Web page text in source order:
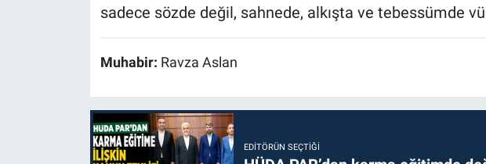
sadece sözde değil, sahnede, alkışta ve tebessümde
Muhabir: Ravza Aslan
EDITÖRÜN SEÇTIĞI